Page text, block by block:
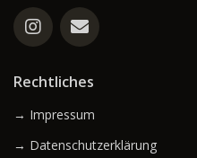
Rechtliches
→ Impressum
→ Datenschutzerklärung